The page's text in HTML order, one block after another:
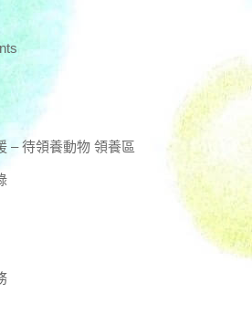
– 待領養動物 領養區